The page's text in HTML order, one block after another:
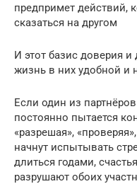
предпримет действий,
сказаться на другом
И этот базис доверия
жизнь в них удобной и
Если один из
постоянно пытается
«разрешая»,
начнут испытывать
длиться годами,
разрушают обоих